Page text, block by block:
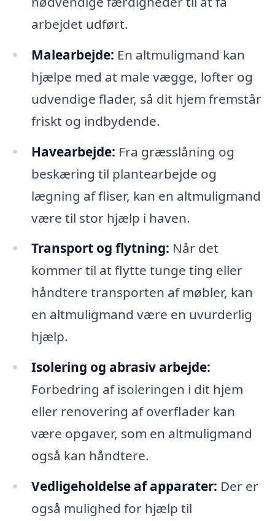
arbejdet udført.
Malearbejde: En altmuligmand kan
hjælpe med at male vægge, lofter og
udvendige flader, så dit hjem fremstår
friskt og indbydende.
Havearbejde: Fra græsslåning og
beskæring til plantearbejde og
lægning af fliser, kan en altmuligmand
være til stor hjælp i haven.
Transport og flytning: Når det
kommer til at flytte tunge ting eller
håndtere transporten af møbler, kan
en altmuligmand være en uvurderlig
hjælp.
Isolering og abrasiv arbejde:
Forbedring af isoleringen i dit hjem
eller renovering af overflader kan
være opgaver, som en altmuligmand
også kan håndtere.
Vedligeholdelse af apparater: Der er
også mulighed for hjælp til